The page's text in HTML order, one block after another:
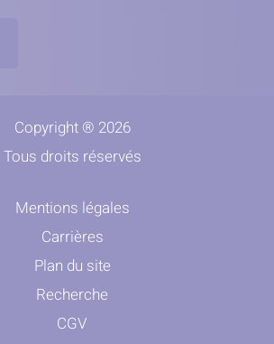
Copyright ® 2026
Tous droits réservés
Mentions légales
Carrières
Plan du site
Recherche
CGV